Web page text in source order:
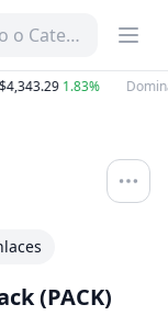
o Categoría
1.83%
(PACK)